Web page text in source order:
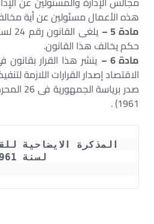
هذه الأعمال مسئولين عن أية
مادة 5 –
حكم يخالف هذا القانون.
مادة 6 –
ينشر هذا القرار بقانون
الاقتصاد إصدار القرارات اللازمة
1961) .
لسنة 1961